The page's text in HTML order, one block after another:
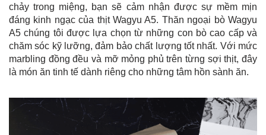
chảy trong miệng, bạn sẽ cảm nhận được sự mềm mịn
đáng kinh ngạc của thịt Wagyu A5. Thăn ngoại bò Wagyu
A5 chúng tôi được lựa chọn từ những con bò cao cấp và
chăm sóc kỹ lưỡng, đảm bảo chất lượng tốt nhất. Với mức
marbling đồng đều và mỡ mỏng phủ trên từng sợi thịt, đây
là món ăn tinh tế dành riêng cho những tâm hồn sành ăn.